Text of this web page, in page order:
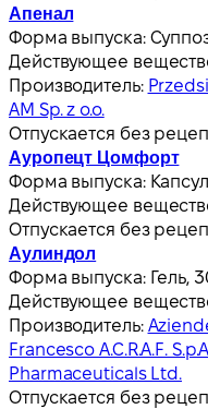
Апенал
Форма выпуска:
Действующее
Производитель:
AM Sp. z o.o.
Отпускается без
Ауропецт Цомфорт
Форма выпуска:
Действующее
Отпускается без
Аулиндол
Форма выпуска: Гель,
Действующее
Производитель:
Francesco A.C.R.A.F.
Pharmaceuticals Ltd.
Отпускается без